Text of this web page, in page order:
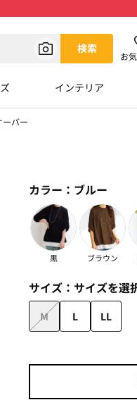
検索
お
インテリア
バー
カラー： ブルー
黒 ブラウン
サイズ： サイズを選
M L LL